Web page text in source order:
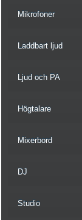
Mikrofoner
Laddbart ljud
Ljud och PA
Högtalare
Mixerbord
DJ
Studio